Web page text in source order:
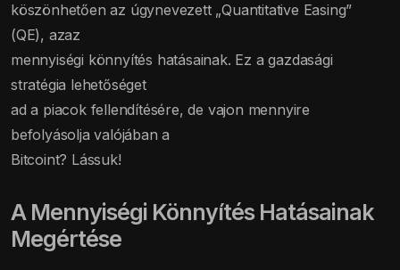
köszönhetően az úgynevezett „Quantitative Easing”
(QE), azaz
mennyiségi könnyítés hatásainak. Ez a gazdasági
stratégia lehetőséget
ad a piacok fellendítésére, de vajon mennyire
befolyásolja valójában a
Bitcoint? Lássuk!
A Mennyiségi Könnyítés Hatásainak
Megértése